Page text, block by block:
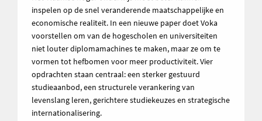
inspelen op de snel veranderende maatschappelijke en
economische realiteit. In een nieuwe paper doet Voka
voorstellen om van de hogescholen en universiteiten
niet louter diplomamachines te maken, maar ze om te
vormen tot hefbomen voor meer productiviteit. Vier
opdrachten staan centraal: een sterker gestuurd
studieaanbod, een structurele verankering van
levenslang leren, gerichtere studiekeuzes en strategische
internationalisering.